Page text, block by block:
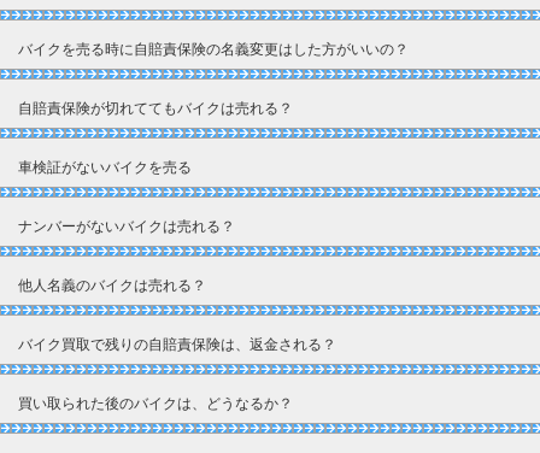
バイクを売る時に自賠責保険の名義変更はした方がいいの？
自賠責保険が切れててもバイクは売れる？
車検証がないバイクを売る
ナンバーがないバイクは売れる？
他人名義のバイクは売れる？
バイク買取で残りの自賠責保険は、返金される？
買い取られた後のバイクは、どうなるか？